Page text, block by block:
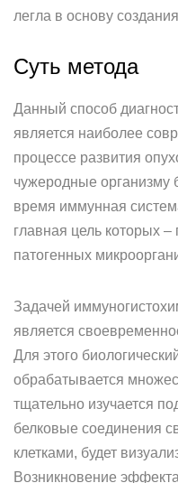
легла в основу
Суть метода
Данный способ
является наиболее
процессе развития
чужеродные организму
время иммунная
главная цель которых
патогенных
Задачей
является
Для этого
обрабатывается
тщательно изучается
белковые соединения
клетками, будет
Возникновение